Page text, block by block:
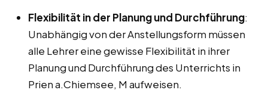
Flexibilität in der Planung und Durchführung:
Unabhängig von der Anstellungsform müssen
alle Lehrer eine gewisse Flexibilität in ihrer
Planung und Durchführung des Unterrichts in
Prien a.Chiemsee, M aufweisen.